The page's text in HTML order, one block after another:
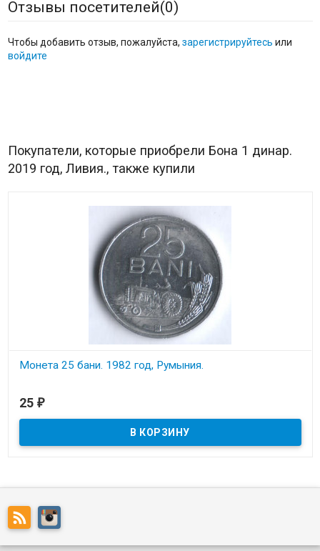
Отзывы посетителей(0)
Чтобы добавить отзыв, пожалуйста, зарегистрируйтесь или
войдите
Покупатели, которые приобрели Бона 1 динар.
2019 год, Ливия., также купили
Монета 25 бани. 1982 год, Румыния.
25 ₽